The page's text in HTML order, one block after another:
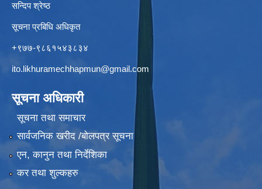
सन्दिप श्रेष्ठ
सूचना प्रबिधि अधिकृत
+९७७-९८६१५४३८३४
ito.likhuramechhapmun@gmail.com
सूचना अधिकारी
सूचना तथा समाचार
सार्वजनिक खरीद /बोलपत्र सूचना
एन, कानुन तथा निर्देशिका
कर तथा शुल्कहरु